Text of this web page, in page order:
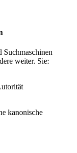
weiter. Sie:
kanonische